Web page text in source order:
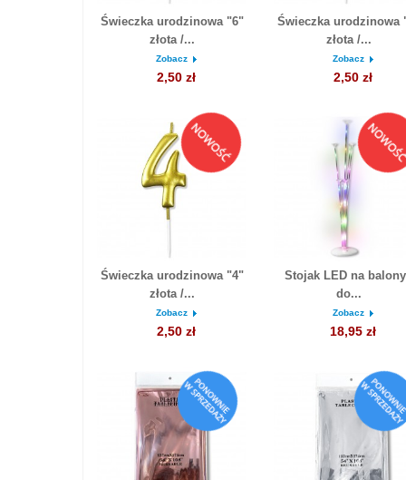
Świeczka urodzinowa "6"
złota /...
Zobacz
2,50 zł
Świeczka urodzinowa
złota /...
Zobacz
2,50 zł
Świeczka urodzinowa "4"
złota /...
Zobacz
2,50 zł
Stojak LED na
do...
Zobacz
18,95 zł